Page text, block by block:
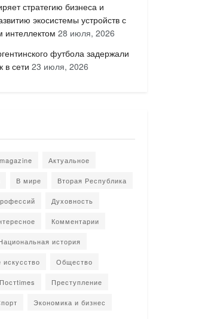
стратегию бизнеса и
экосистемы устройств с
интеллектом 28 июля, 2026
футбола задержали
сети 23 июля, 2026
Актуальное
В мире Вторая Республика
Духовность
Комментарии
история
Общество
Постtimes Преступление
Экономика и бизнес